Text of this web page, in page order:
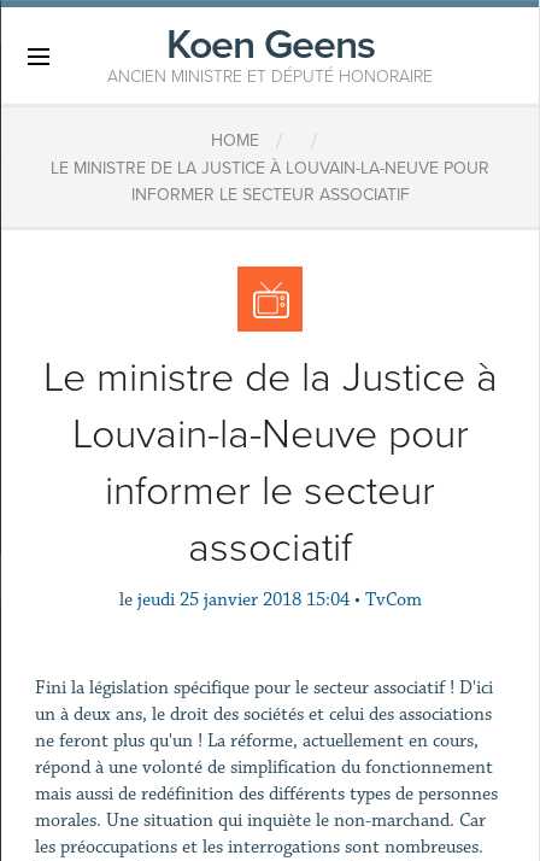
Koen Geens
ANCIEN MINISTRE ET DÉPUTÉ HONORAIRE
HOME / /
LE MINISTRE DE LA JUSTICE À LOUVAIN-LA-NEUVE POUR
INFORMER LE SECTEUR ASSOCIATIF
Le ministre de la Justice à
Louvain-la-Neuve pour
informer le secteur
associatif
le jeudi 25 janvier 2018 15:04 • TvCom
Fini la législation spécifique pour le secteur associatif ! D'ici
un à deux ans, le droit des sociétés et celui des associations
ne feront plus qu'un ! La réforme, actuellement en cours,
répond à une volonté de simplification du fonctionnement
mais aussi de redéfinition des différents types de personnes
morales. Une situation qui inquiète le non-marchand. Car
les préoccupations et les interrogations sont nombreuses.